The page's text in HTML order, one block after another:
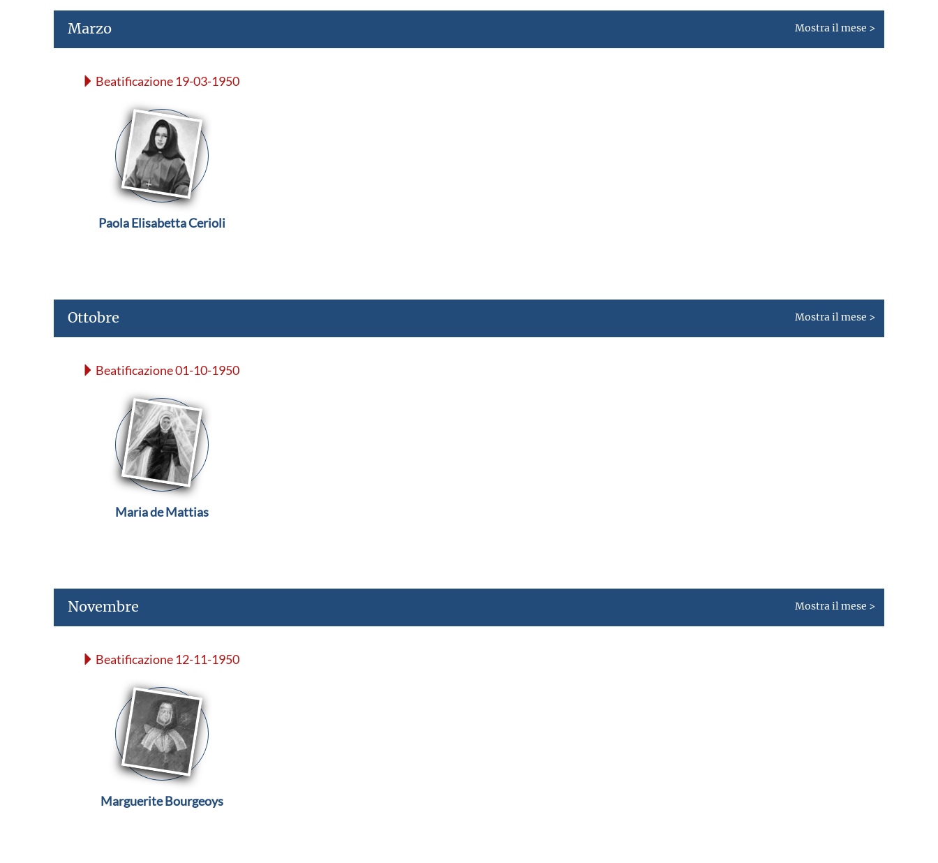
Marzo Mostra il mese >
Beatificazione 19-03-1950
Paola Elisabetta Cerioli
Ottobre Mostra il mese >
Beatificazione 01-10-1950
Maria de Mattias
Novembre Mostra il mese >
Beatificazione 12-11-1950
Marguerite Bourgeoys